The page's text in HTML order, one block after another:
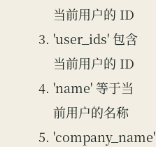
当前用户的 ID
'user_ids' 包含
当前用户的 ID
'name' 等于当
前用户的名称
'company_name'